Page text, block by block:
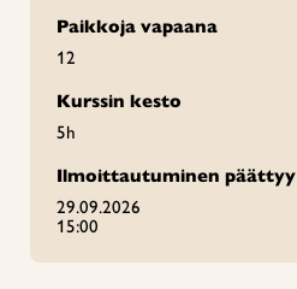
Paikkoja vapaana
12
Kurssin kesto
5h
Ilmoittautuminen päättyy
29.09.2026
15:00